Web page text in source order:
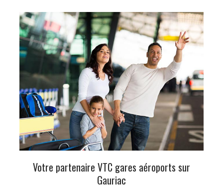
Votre partenaire VTC gares aéroports sur
Gauriac